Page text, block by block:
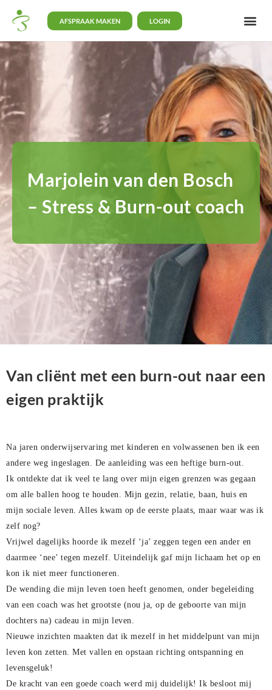
AFSPRAAK MAKEN LOGIN
Marjolein van den Bosch
– Stress & Burn-out coach
Van cliënt met een burn-out naar een
eigen praktijk
Na jaren onderwijservaring met kinderen en volwassenen ben ik een
andere weg ingeslagen. De aanleiding was een heftige burn-out.
Ik ontdekte dat ik veel te lang over mijn eigen grenzen was gegaan
om alle ballen hoog te houden. Mijn gezin, relatie, baan, huis en
mijn sociale leven. Alles kwam op de eerste plaats, maar waar was ik
zelf nog?
Vrijwel dagelijks hoorde ik mezelf ‘ja’ zeggen tegen een ander en
daarmee ‘nee’ tegen mezelf. Uiteindelijk gaf mijn lichaam het op en
kon ik niet meer functioneren.
De wending die mijn leven toen heeft genomen, onder begeleiding
van een coach was het grootste (nou ja, op de geboorte van mijn
dochters na) cadeau in mijn leven.
Nieuwe inzichten maakten dat ik mezelf in het middelpunt van mijn
leven kon zetten. Met vallen en opstaan richting ontspanning en
levensgeluk!
De kracht van een goede coach werd mij duidelijk! Ik besloot mij